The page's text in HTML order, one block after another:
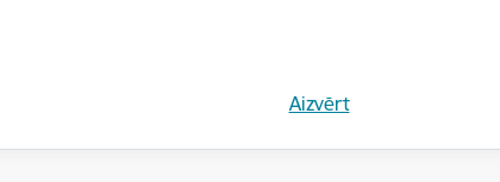
Aizvērt